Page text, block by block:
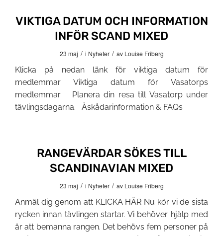
VIKTIGA DATUM OCH INFORMATION
INFÖR SCAND MIXED
23 maj / i Nyheter / av Louise Friberg
Klicka på nedan länk för viktiga datum för
medlemmar Viktiga datum för Vasatorps
medlemmar Planera din resa till Vasatorp under
tävlingsdagarna. Åskådarinformation & FAQs
RANGEVÄRDAR SÖKES TILL
SCANDINAVIAN MIXED
23 maj / i Nyheter / av Louise Friberg
Anmäl dig genom att KLICKA HÄR Nu kör vi de sista
rycken innan tävlingen startar. Vi behöver hjälp med
är att bemanna rangen. Det behövs fem personer på